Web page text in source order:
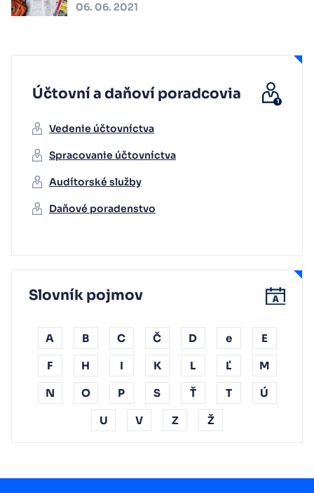
06. 06. 2021
Účtovní a daňoví poradcovia
Vedenie účtovníctva
Spracovanie účtovníctva
Audítorské služby
Daňové poradenstvo
Slovník pojmov
A B C Č D e E
F H I K L Ľ M
N O P S Ť T Ú
U V Z Ž